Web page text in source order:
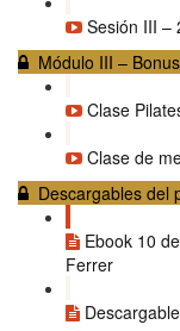
Sesión III –
Módulo III –
Clase
Clase de
Descargables del
Ebook 10
Ferrer